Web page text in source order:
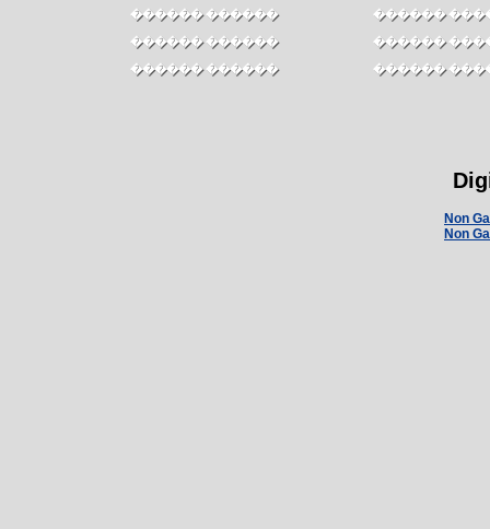
������ ������
������ ������
������ ������
������
������
������
Non
Non